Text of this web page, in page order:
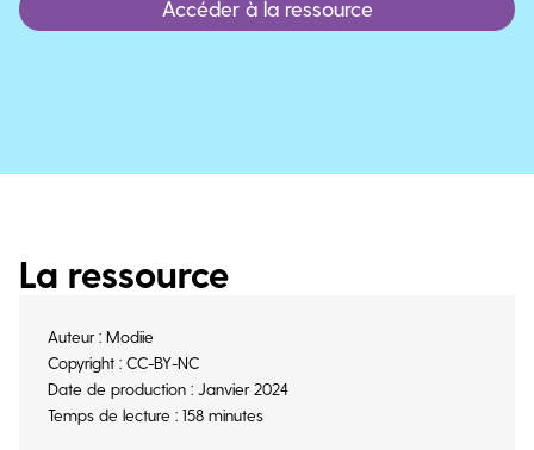
Accéder à la ressource
La ressource
Auteur : Modiie
Copyright : CC-BY-NC
Date de production : Janvier 2024
Temps de lecture : 158 minutes